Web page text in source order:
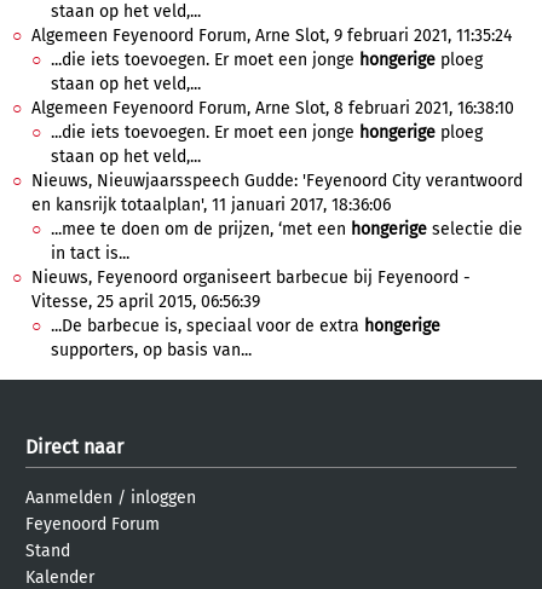
staan op het veld,...
Algemeen Feyenoord Forum, Arne Slot, 9 februari 2021, 11:35:24
...die iets toevoegen. Er moet een jonge hongerige ploeg
staan op het veld,...
Algemeen Feyenoord Forum, Arne Slot, 8 februari 2021, 16:38:10
...die iets toevoegen. Er moet een jonge hongerige ploeg
staan op het veld,...
Nieuws, Nieuwjaarsspeech Gudde: 'Feyenoord City verantwoord
en kansrijk totaalplan', 11 januari 2017, 18:36:06
...mee te doen om de prijzen, ‘met een hongerige selectie die
in tact is...
Nieuws, Feyenoord organiseert barbecue bij Feyenoord -
Vitesse, 25 april 2015, 06:56:39
...De barbecue is, speciaal voor de extra hongerige
supporters, op basis van...
Direct naar
Aanmelden / inloggen
Feyenoord Forum
Stand
Kalender